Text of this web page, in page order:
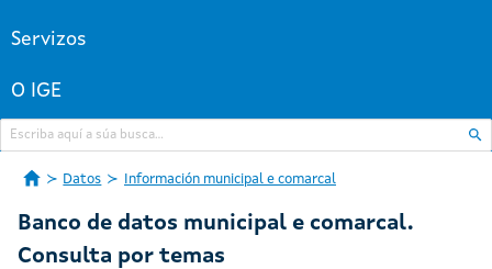
Servizos
O IGE
Datos Información municipal e comarcal
Banco de datos municipal e comarcal.
Consulta por temas